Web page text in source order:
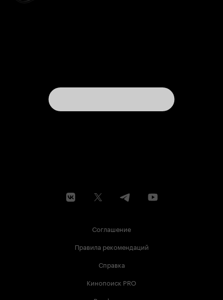
Соглашение
Правила рекомендаций
Справка
Кинопоиск PRO